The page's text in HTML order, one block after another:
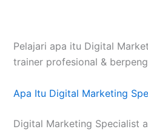
Pelajari apa itu Digital
trainer profesional &
Apa Itu Digital Marketing
Digital Marketing Specialist